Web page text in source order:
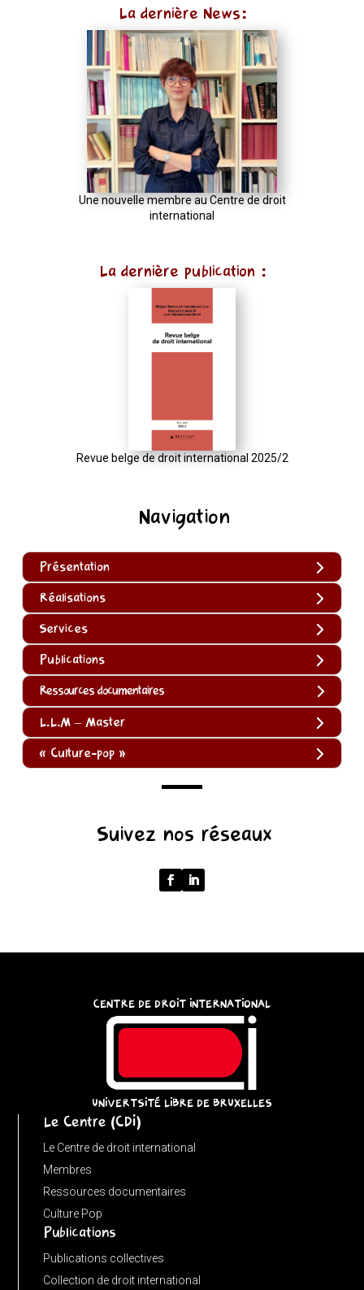
Navigation
Présentation
Réalisations
Services
Publications
Ressources documentaires
L.L.M – Master
« Culture-pop »
input
URL(input,
window.location.href);
Suivez nos réseaux
La dernière News:
Une nouvelle membre au Centre de droit
international
La dernière publication :
Revue belge de droit international 2025/2
CENTRE DE DROIT INTERNATIONAL
UNIVERTSITÉ LIBRE DE BRUXELLES
Le Centre (CDI)
Le Centre de droit international
Membres
Ressources documentaires
Culture Pop
Publications
Publications collectives
Collection de droit international